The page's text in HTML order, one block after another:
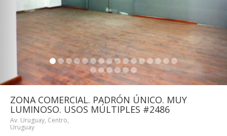
ZONA COMERCIAL. PADRÓN ÚNICO. MUY
LUMINOSO. USOS MÚLTIPLES #2486
Av. Uruguay, Centro,
Uruguay